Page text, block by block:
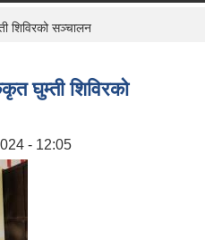
शिविरको सञ्चालन
घुम्ती शिविरको
- 12:05